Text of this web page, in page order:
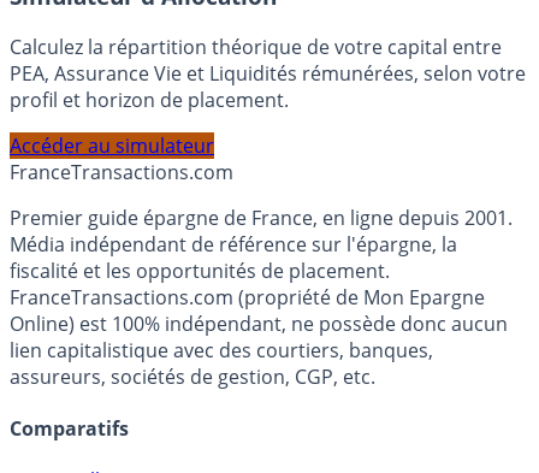
Simulateur d'Allocation
Calculez la répartition théorique de votre capital entre
PEA, Assurance Vie et Liquidités rémunérées, selon votre
profil et horizon de placement.
Accéder au simulateur
FranceTransactions.com
Premier guide épargne de France, en ligne depuis 2001.
Média indépendant de référence sur l'épargne, la
fiscalité et les opportunités de placement.
FranceTransactions.com (propriété de Mon Epargne
Online) est 100% indépendant, ne possède donc aucun
lien capitalistique avec des courtiers, banques,